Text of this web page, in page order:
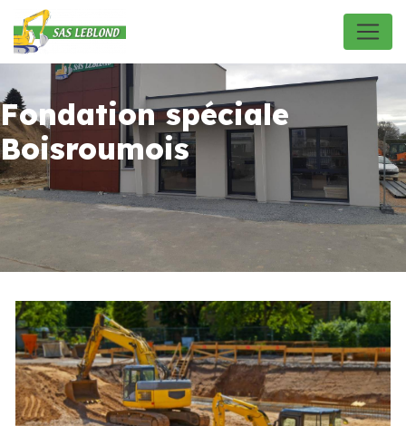
Panneau de gestion des cookies
Fondation spéciale
Boisroumois